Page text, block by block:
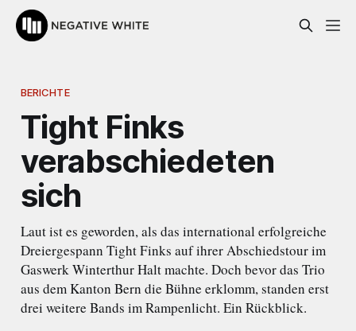
BERICHTE
Tight Finks
verabschiedeten
sich
Laut ist es geworden, als das international erfolgreiche
Dreiergespann Tight Finks auf ihrer Abschiedstour im
Gaswerk Winterthur Halt machte. Doch bevor das Trio
aus dem Kanton Bern die Bühne erklomm, standen erst
drei weitere Bands im Rampenlicht. Ein Rückblick.